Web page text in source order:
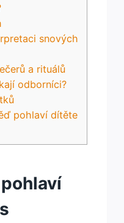
‍snových
a rituálů
odborníci?
pohlaví ​dítěte